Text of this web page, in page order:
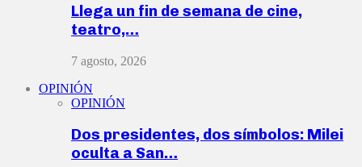
Llega un fin de semana de cine,
teatro,…
7 agosto, 2026
OPINIÓN
OPINIÓN
Dos presidentes, dos símbolos: Milei
oculta a San…